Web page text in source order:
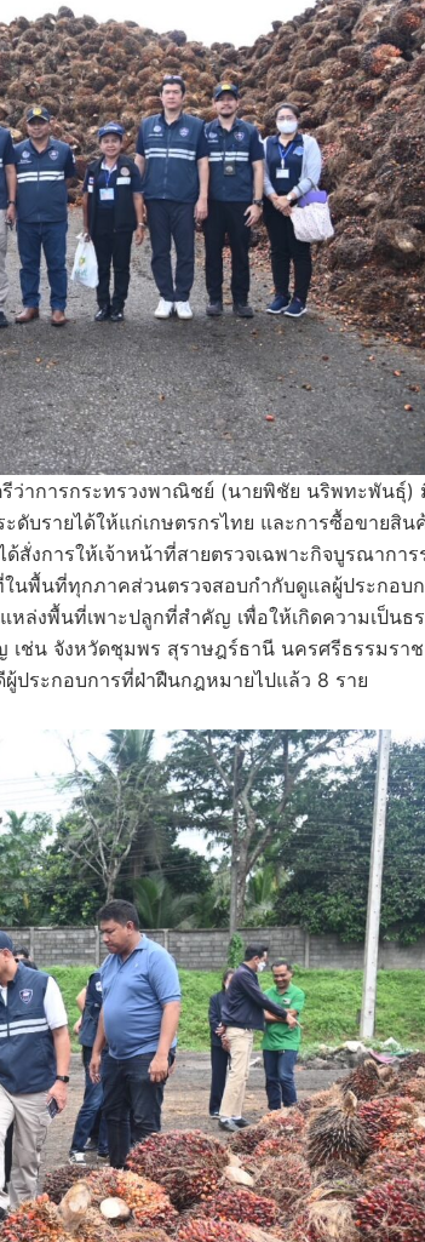
ว่าการกระทรวงพาณิชย์ (นายพิชัย นริพทะพันธุ์)
ดับรายได้ให้แก่เกษตรกรไทย และการซื้อขายสิน
สั่งการให้เจ้าหน้าที่สายตรวจเฉพาะกิจบูรณาการ
นพื้นที่ทุกภาคส่วนตรวจสอบกำกับดูแลผู้ประกอบ
ล่งพื้นที่เพาะปลูกที่สำคัญ เพื่อให้เกิดความเป็นธ
เช่น จังหวัดชุมพร สุราษฎร์ธานี นครศรีธรรมราช
ประกอบการที่ฝ่าฝืนกฎหมายไปแล้ว 8 ราย